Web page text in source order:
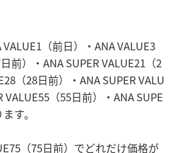
（前日）・ANA VALUE3
前）・ANA SUPER VALUE21（2
（28日前）・ANA SUPER VALU
VALUE55（55日前）・ANA SUPE
す。
（75日前）でどれだけ価格が